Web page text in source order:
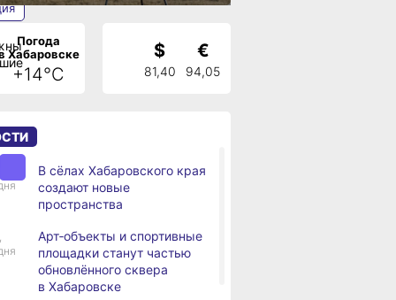
Погода
Хабаровске
+14°C
$
81,40
€
94,05
В сёлах Хабаровского края
создают новые
пространства
Арт‑объекты и спортивные
площадки станут частью
обновлённого сквера
в Хабаровске